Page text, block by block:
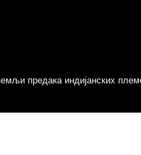
предака индијанских